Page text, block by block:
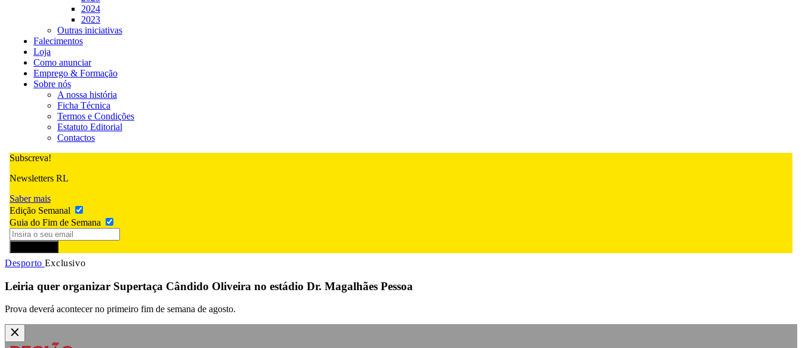
2024
2023
Outras iniciativas
Falecimentos
Loja
Como anunciar
Emprego & Formação
Sobre nós
A nossa história
Ficha Técnica
Termos e Condições
Estatuto Editorial
Contactos
Subscreva!
Newsletters RL
Saber mais
Edição Semanal
Guia do Fim de Semana
Desporto Exclusivo
Leiria quer organizar Supertaça Cândido Oliveira no estádio Dr. Magalhães Pessoa
Prova deverá acontecer no primeiro fim de semana de agosto.